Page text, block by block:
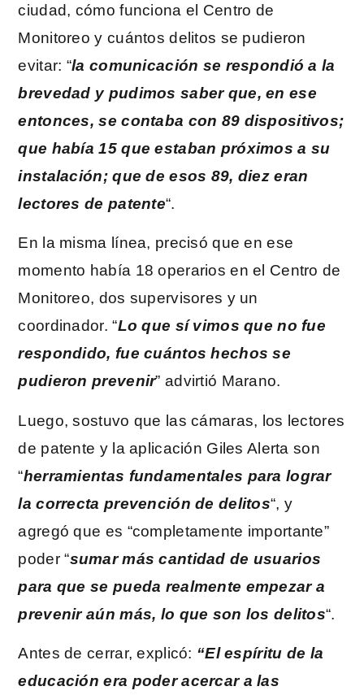
ciudad, cómo funciona el Centro de
Monitoreo y cuántos delitos se pudieron
evitar: “la comunicación se respondió a la
brevedad y pudimos saber que, en ese
entonces, se contaba con 89 dispositivos;
que había 15 que estaban próximos a su
instalación; que de esos 89, diez eran
lectores de patente“.
En la misma línea, precisó que en ese
momento había 18 operarios en el Centro de
Monitoreo, dos supervisores y un
coordinador. “Lo que sí vimos que no fue
respondido, fue cuántos hechos se
pudieron prevenir” advirtió Marano.
Luego, sostuvo que las cámaras, los lectores
de patente y la aplicación Giles Alerta son
“herramientas fundamentales para lograr
la correcta prevención de delitos“, y
agregó que es “completamente importante”
poder “sumar más cantidad de usuarios
para que se pueda realmente empezar a
prevenir aún más, lo que son los delitos“.
Antes de cerrar, explicó: “El espíritu de la
educación era poder acercar a las